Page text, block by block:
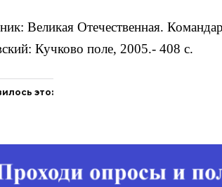
Великая Отечественная.
Кучково поле, 2005.- 408 с.
это: